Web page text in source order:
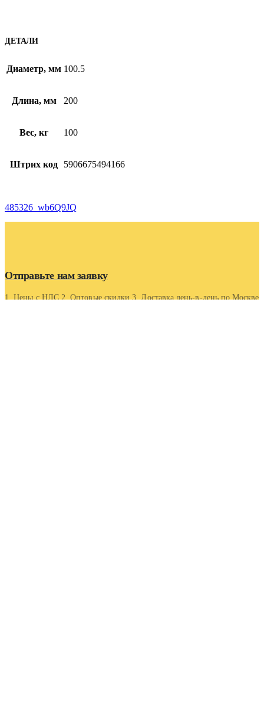
ДЕТАЛИ
Диаметр, мм 100.5
Длина, мм 200
Вес, кг 100
Штрих код 5906675494166
485326_wb6Q9JQ
Отправьте нам заявку
1. Цены с НДС 2. Оптовые скидки 3. Доставка день-в-день по Москве